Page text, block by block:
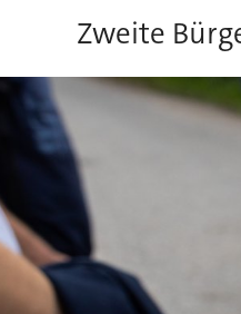
Zweite